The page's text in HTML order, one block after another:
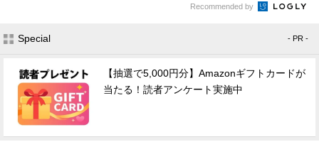
Recommended by
Special - PR -
【抽選で5,000円分】Amazonギフトカードが
当たる！読者アンケート実施中